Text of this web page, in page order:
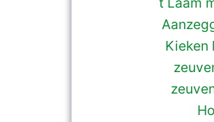
Kieken